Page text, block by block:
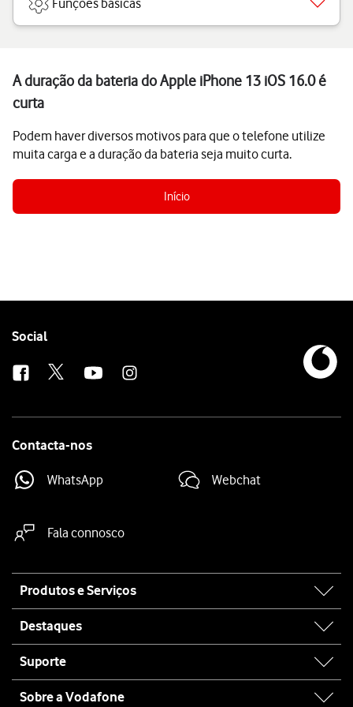
Funções básicas
A duração da bateria do Apple iPhone 13 iOS 16.0 é
curta
Podem haver diversos motivos para que o telefone utilize
muita carga e a duração da bateria seja muito curta.
Início
Follow
Social
Contacta-nos
WhatsApp Webchat
Fala connosco
map
Produtos e Serviços
Destaques
Suporte
Sobre a Vodafone